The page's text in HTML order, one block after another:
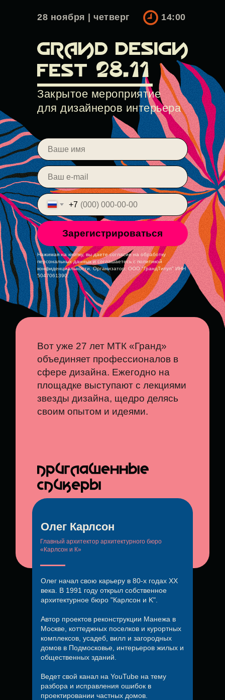
Нажимая на кнопку, вы даете согласие на обработку
персональных данных и соглашаетесь c политикой
конфиденциальности. Организатор: ООО "ГрандТитул" ИНН
5047061390.
+7
Зарегистрироваться
Закрытое мероприятие
для дизайнеров интерьера
28 ноября | четверг 14:00
Вот уже 27 лет МТК «Гранд»
объединяет профессионалов в
сфере дизайна. Ежегодно на
площадке выступают с лекциями
звезды дизайна, щедро делясь
своим опытом и идеями.
Главный архитектор архитектурного бюро
«Карлсон и К»
Олег Карлсон
Олег начал свою карьеру в 80-х годах ХХ
века. В 1991 году открыл собственное
архитектурное бюро "Карлсон и K".
Автор проектов реконструкции Манежа в
Москве, коттеджных поселков и курортных
комплексов, усадеб, вилл и загородных
домов в Подмосковье, интерьеров жилых и
общественных зданий.
Ведет свой канал на YouTube на тему
разбора и исправления ошибок в
проектировании частных домов.